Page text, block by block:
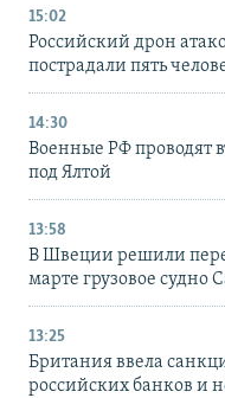
15:02
Российский дрон
пострадали пять
14:30
Военные РФ проводят
под Ялтой
13:58
В Швеции решили
марте грузовое судно
13:25
Британия ввела
российских банков и